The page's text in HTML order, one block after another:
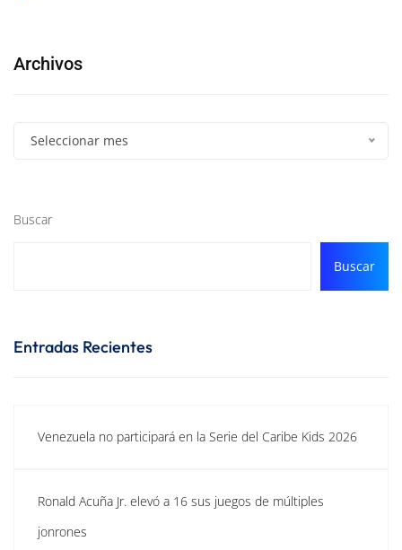
Archivos
Seleccionar mes
Buscar
Buscar
Entradas Recientes
Venezuela no participará en la Serie del Caribe Kids 2026
Ronald Acuña Jr. elevó a 16 sus juegos de múltiples
jonrones